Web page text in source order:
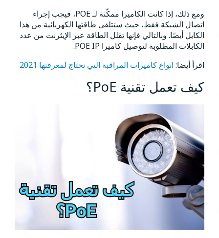
ومع ذلك، إذا كانت الكاميرا ممكّنة لـ POE، فيجب إجراء
اتصال الشبكة فقط، حيث ستتلقى طاقتها الكهربائية من هذا
الكابل أيضًا. وبالتالي فإنها تقلل الطاقة عبر الإيثرنت من عدد
الكابلات المطلوبة لتوصيل كاميرا POE IP.
اقرأ أيضا: انواع كاميرات المراقبة التي تحتاج لمعرفتها 2021
كيف تعمل تقنية PoE؟